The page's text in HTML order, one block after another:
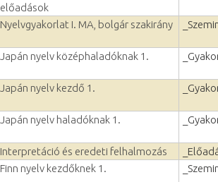
előadások
Nyelvgyakorlat I. MA, bolgár szakirány
Japán nyelv középhaladóknak 1.
Japán nyelv kezdő 1.
Japán nyelv haladóknak 1.
Interpretáció és eredeti felhalmozás
Finn nyelv kezdőknek 1.